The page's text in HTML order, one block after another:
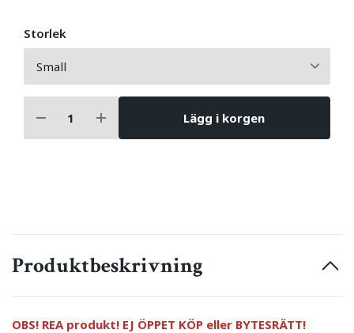
Storlek
Lägg i korgen
Produktbeskrivning
OBS! REA produkt! EJ ÖPPET KÖP eller BYTESRÄTT!